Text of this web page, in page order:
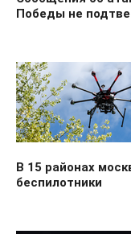
Победы не
В 15 районах
беспилотники